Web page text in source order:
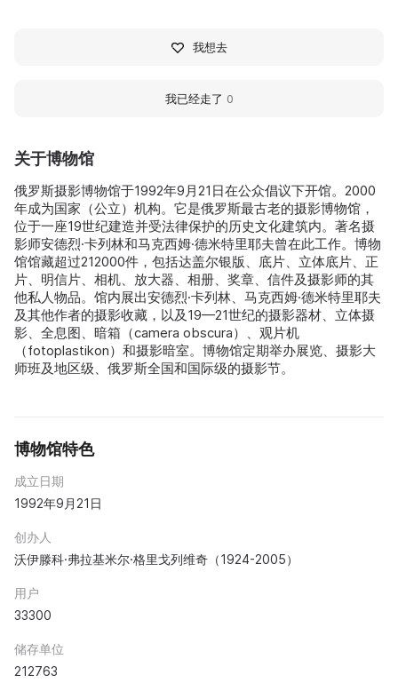
关于博物馆
俄罗斯摄影博物馆于1992年9月21日在公众倡议下开馆。2000
年成为国家（公立）机构。它是俄罗斯最古老的摄影博物馆，
位于一座19世纪建造并受法律保护的历史文化建筑内。著名摄
影师安德烈·卡列林和马克西姆·德米特里耶夫曾在此工作。博物
馆馆藏超过212000件，包括达盖尔银版、底片、立体底片、正
片、明信片、相机、放大器、相册、奖章、信件及摄影师的其
他私人物品。馆内展出安德烈·卡列林、马克西姆·德米特里耶夫
及其他作者的摄影收藏，以及19—21世纪的摄影器材、立体摄
影、全息图、暗箱（camera obscura）、观片机
（fotoplastikon）和摄影暗室。博物馆定期举办展览、摄影大
师班及地区级、俄罗斯全国和国际级的摄影节。
博物馆特色
成立日期
1992年9月21日
创办人
沃伊滕科·弗拉基米尔·格里戈列维奇（1924-2005）
用户
33300
储存单位
212763
我想去
我已经走了 0